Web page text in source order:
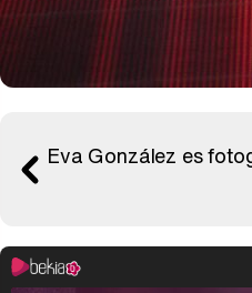
Eva González es